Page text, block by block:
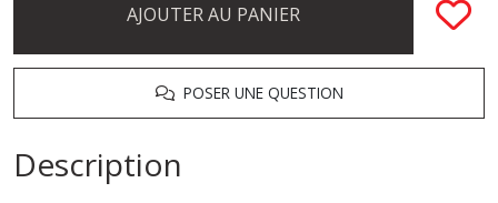
AJOUTER AU PANIER
POSER UNE QUESTION
Description